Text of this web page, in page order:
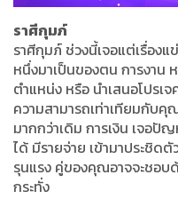
ราศีกุมภ์
ราศีกุมภ์ ช่วงนี้เจอแต่เรื่องแ
หนึ่งมาเป็นของตน การงาน
ตำแหน่ง หรือ นำเสนอโปร
ความสามารถเท่าเทียมกับ
มากกว่าเดิม การเงิน เจอปั
ได้ มีรายจ่าย เข้ามาประชิด
รุนแรง คู่ของคุณอาจจะชอบ
กระทั่ง